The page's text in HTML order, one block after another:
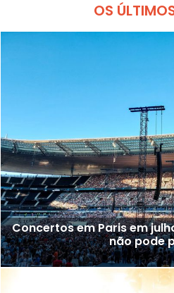
OS
Concertos em Paris em
não pode